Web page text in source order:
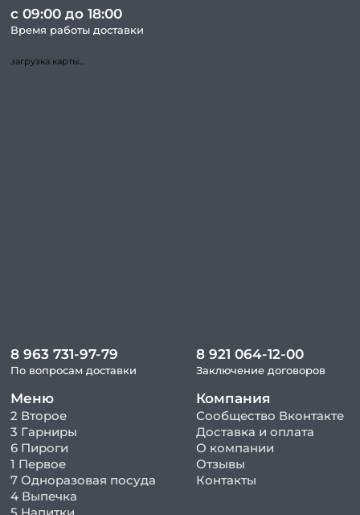
с 09:00 до 18:00
Время работы доставки
загрузка карты...
8 963 731-97-79
По вопросам доставки
Меню
2 Второе
3 Гарниры
6 Пироги
1 Первое
7 Одноразовая посуда
4 Выпечка
8 921 064-12-00
Заключение договоров
Компания
Сообщество Вконтакте
Доставка и оплата
О компании
Отзывы
Контакты